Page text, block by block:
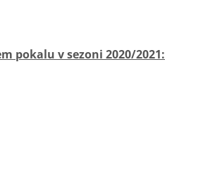
pokalu v sezoni 2020/2021: